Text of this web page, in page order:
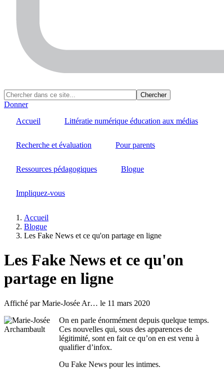
Donner
Accueil
Littératie numérique éducation aux médias
Recherche et évaluation Pour parents
Ressources pédagogiques Blogue
Impliquez-vous
Fil
Accueil
Blogue
Les Fake News et ce qu'on partage en ligne
Les Fake News et ce qu'on
partage en ligne
Affiché parMarie-Josée Ar… le 11 mars 2020
On en parle énormément depuis quelque temps.
Ces nouvelles qui, sous des apparences de
légitimité, sont en fait ce qu’on en est venu à
qualifier d’infox.
Ou Fake News pour les intimes.